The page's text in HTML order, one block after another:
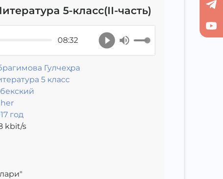
5-класс(II-часть)
08:32
Гулчеҳра
5 класс
год
kbit/s